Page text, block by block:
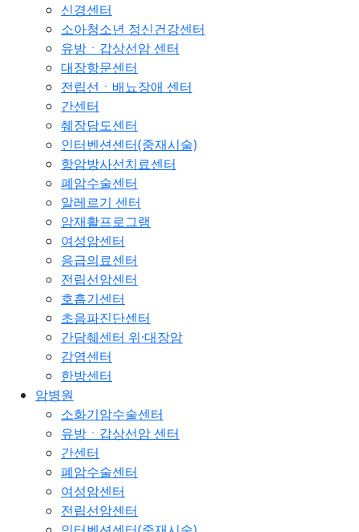
신경센터
소아청소년 정신건강센터
유방ㆍ갑상선암 센터
대장항문센터
전립선ㆍ배뇨장애 센터
간센터
췌장담도센터
인터벤션센터(중재시술)
항암방사선치료센터
폐암수술센터
알레르기 센터
암재활프로그램
여성암센터
응급의료센터
전립선암센터
호흡기센터
초음파진단센터
간담췌센터 위·대장암
감염센터
한방센터
암병원
소화기암수술센터
유방ㆍ갑상선암 센터
간센터
폐암수술센터
여성암센터
전립선암센터